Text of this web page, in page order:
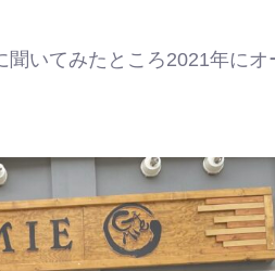
いてみたところ2021年にオ